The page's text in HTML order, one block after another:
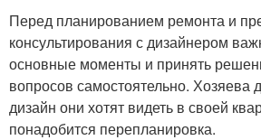
Перед планированием ремонта и
консультирования с дизайнером
основные моменты и принять
вопросов самостоятельно. Хозяева
дизайн они хотят видеть в своей
понадобится перепланировка.